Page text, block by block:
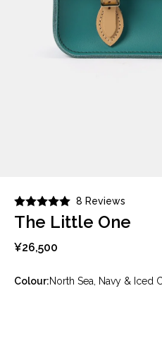
8 Reviews
The Little One
¥26,500
Colour:North Sea, Navy & Iced